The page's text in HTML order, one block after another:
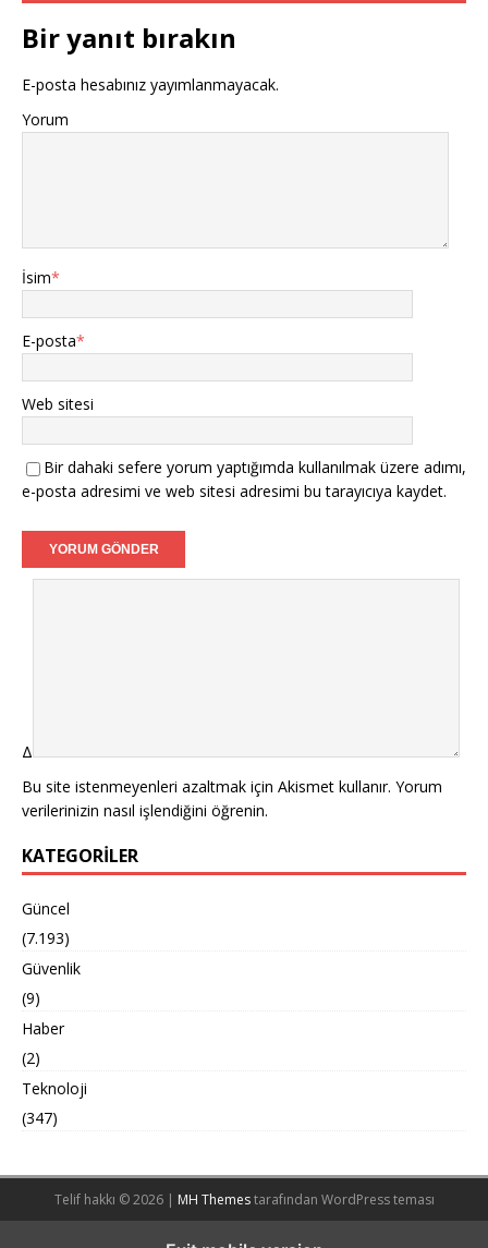
Bir yanıt bırakın
E-posta hesabınız yayımlanmayacak.
Yorum
İsim*
E-posta*
Web sitesi
Bir dahaki sefere yorum yaptığımda kullanılmak üzere adımı,
e-posta adresimi ve web sitesi adresimi bu tarayıcıya kaydet.
Δ
Bu site istenmeyenleri azaltmak için Akismet kullanır. Yorum
verilerinizin nasıl işlendiğini öğrenin.
KATEGORILER
Güncel
(7.193)
Güvenlik
(9)
Haber
(2)
Teknoloji
(347)
Telif hakkı © 2026 | MH Themestarafından WordPress teması